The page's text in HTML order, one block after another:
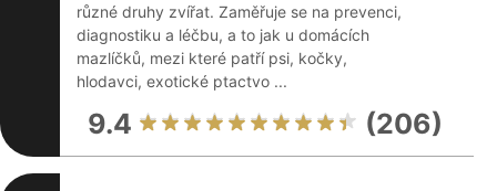
různé druhy zvířat. Zaměřuje se na prevenci,
diagnostiku a léčbu, a to jak u domácích
mazlíčků, mezi které patří psi, kočky,
hlodavci, exotické ptactvo ...
9.4 (206)